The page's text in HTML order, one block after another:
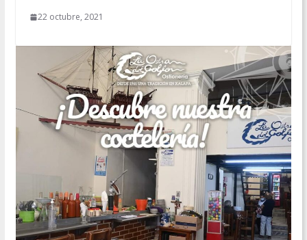
22 octubre, 2021